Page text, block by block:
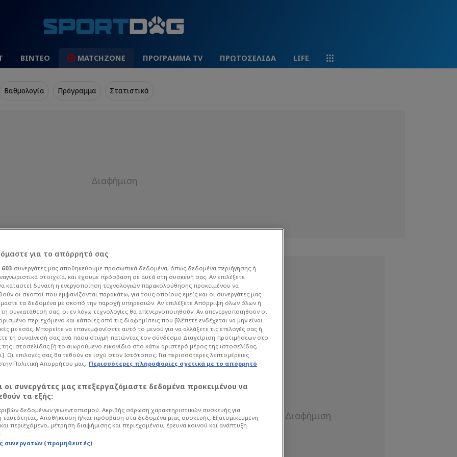
ΒΙΝΤΕΟ MATCHZONE ΠΡΟΓΡΑΜΜΑ TV ΠΡΩΤΟΣΕΛΙΔΑ LIFE
Βαθμολογία Πρόγραμμα Στατιστικά
και η
- Και 2ος (;) από
Super League
ήδη έχει μιλήσει με τον
Ολυμπιακού βρίσκεται ένας ακόμα
για το απόρρητό σας
603 συνεργάτες μας αποθηκεύουμε προσωπικά δεδομένα, όπως δεδομένα περιήγησης ή
στοιχεία, και έχουμε πρόσβαση σε αυτά στη συσκευή σας. Αν επιλέξετε
καταστεί δυνατή η ενεργοποίηση τεχνολογιών παρακολούθησης προκειμένου να
οι σκοποί που εμφανίζονται παρακάτω, για τους οποίους εμείς και οι συνεργάτες μας
τα δεδομένα με σκοπό την παροχή υπηρεσιών. Αν επιλέξετε Απόρριψη όλων όλων ή
συγκατάθεσή σας, οι εν λόγω τεχνολογίες θα απενεργοποιηθούν. Αν απενεργοποιηθούν οι
περιεχόμενο και κάποιες από τις διαφημίσεις που βλέπετε ενδέχεται να μην είναι
με εσάς. Μπορείτε να επανεμφανίσετε αυτό το μενού για να αλλάξετε τις επιλογές σας ή
τη συναίνεσή σας ανά πάσα στιγμή πατώντας τον σύνδεσμο Διαχείριση προτιμήσεων στο
ιστοσελίδας [ή το αιωρούμενο εικονίδιο στο κάτω αριστερό μέρος της ιστοσελίδας,
Οι επιλογές σας θα τεθούν σε ισχύ στον Ιστότοπος. Για περισσότερες λεπτομέρειες
Πολιτική Απορρήτου μας. Περισσότερες πληροφορίες σχετικά με το απόρρητό
οι συνεργάτες μας επεξεργαζόμαστε δεδομένα προκειμένου να
τα εξής:
δεδομένων γεωεντοπισμού. Ακριβής σάρωση χαρακτηριστικών συσκευής για
ταυτότητας. Αποθήκευση ή/και πρόσβαση στα δεδομένα μιας συσκευής. Εξατομικευμένη
περιεχόμενο, μέτρηση διαφήμισης και περιεχομένου, έρευνα κοινού και ανάπτυξη
συνεργατών (προμηθευτές)